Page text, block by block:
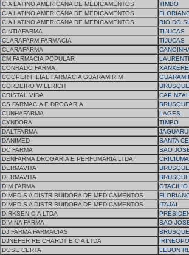
CIA LATINO AMERICANA DE MEDICAMENTOS
TIMBO
CIA LATINO AMERICANA DE MEDICAMENTOS
CIA LATINO AMERICANA DE MEDICAMENTOS
RIO DO
CINTIAFARMA
TIJUCAS
CLARAFARM FARMACIA
TIJUCAS
CLARAFARMA
CM FARMACIA POPULAR
CONRADO FARMA
XANXERE
COOPER FILIAL FARMACIA GUARAMIRIM
CORDEIRO WILLRICH
BRUSQUE
CRISTAL VIDA
CAPINZAL
CS FARMACIA E DROGARIA
BRUSQUE
CUNHAFARMA
LAGES
CYNDORA
TIMBO
DALTFARMA
DANIMED
SANTA
DC FARMA
SAO
DENFARMA DROGARIA E PERFUMARIA LTDA
CRICIUMA
DERMAVITA
BRUSQUE
DERMAVITA
BRUSQUE
DIM FARMA
OTACILIO
DIMED S A DISTRIBUIDORA DE MEDICAMENTOS
DIMED S A DISTRIBUIDORA DE MEDICAMENTOS
ITAJAI
DIRKSEN CIA LTDA
DIVINA FARMA
SAO
DJ FARMA FARMACIAS
BRUSQUE
DJNEFER REICHARDT E CIA LTDA
DOSE CERTA
LEBON